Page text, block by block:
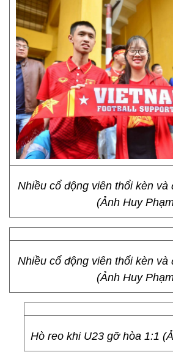
Nhiều cổ động viên thổi kèn và
(Ảnh Huy
Nhiều cổ động viên thổi kèn và
(Ảnh Huy
Hò reo khi U23 gỡ hòa 1:1